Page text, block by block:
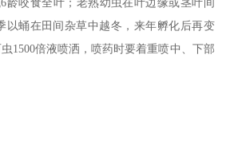
龄咬食全叶；老熟幼虫在叶边缘或茎叶间
以蛹在田间杂草中越冬，来年孵化后再变
1500倍液喷洒，喷药时要着重喷中、下部